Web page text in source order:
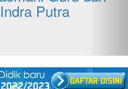
guru, karyawan dan siswa